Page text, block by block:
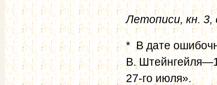
Летописи, кн.
* В дате
В.
27-го июля».